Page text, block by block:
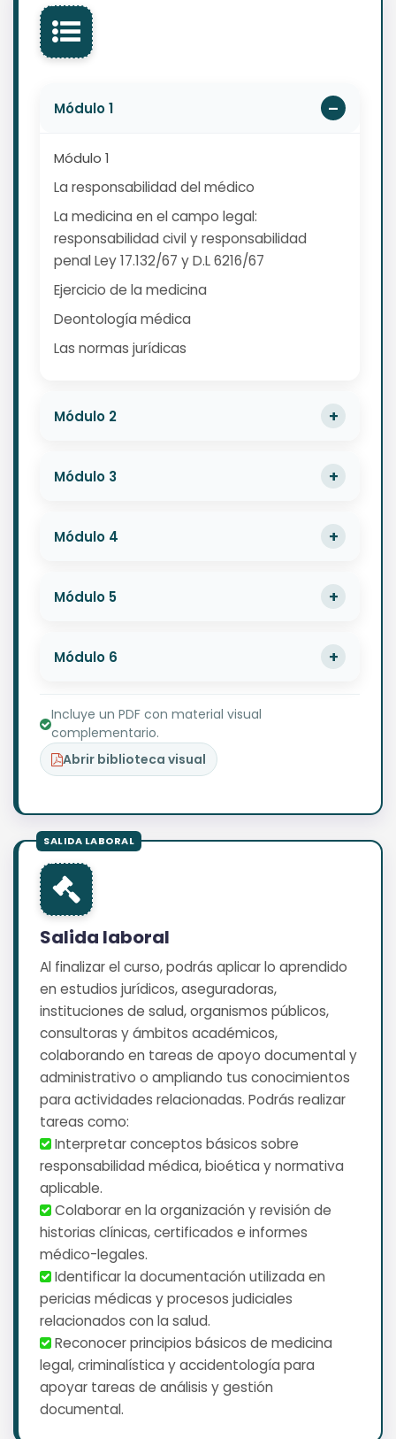
Módulo 1
Módulo 1
La responsabilidad del médico
La medicina en el campo legal:
responsabilidad civil y responsabilidad
penal Ley 17.132/67 y D.L 6216/67
Ejercicio de la medicina
Deontología médica
Las normas jurídicas
Módulo 2
Módulo 3
Módulo 4
Módulo 5
Módulo 6
Incluye un PDF con material visual
complementario.
Abrir biblioteca visual
Salida laboral
Al finalizar el curso, podrás aplicar lo aprendido
en estudios jurídicos, aseguradoras,
instituciones de salud, organismos públicos,
consultoras y ámbitos académicos,
colaborando en tareas de apoyo documental y
administrativo o ampliando tus conocimientos
para actividades relacionadas. Podrás realizar
tareas como:
️ Interpretar conceptos básicos sobre
responsabilidad médica, bioética y normativa
aplicable.
️ Colaborar en la organización y revisión de
historias clínicas, certificados e informes
médico-legales.
️ Identificar la documentación utilizada en
pericias médicas y procesos judiciales
relacionados con la salud.
️ Reconocer principios básicos de medicina
legal, criminalística y accidentología para
apoyar tareas de análisis y gestión
documental.